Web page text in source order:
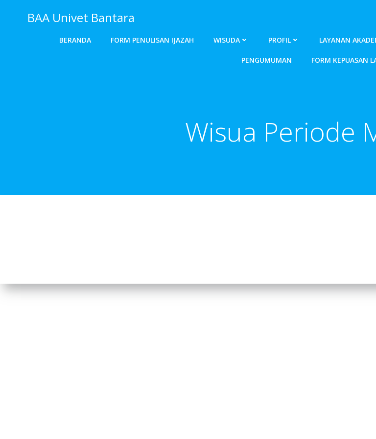
BAA Univet Bantara
BERANDA FORM PENULISAN IJAZAH WISUDA PROFIL LAYANAN
PENGUMUMAN FORM KEPUASAN
Wisua Periode